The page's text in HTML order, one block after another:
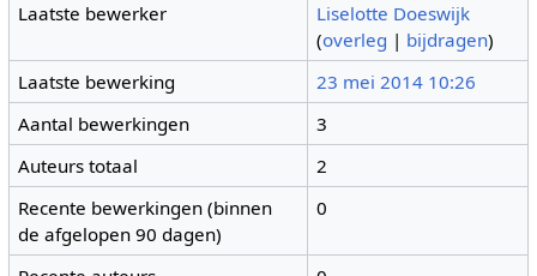
Laatste bewerker
Liselotte Doeswijk
(overleg | bijdragen)
Laatste bewerking
23 mei 2014 10:26
Aantal bewerkingen
3
Auteurs totaal
2
Recente bewerkingen (binnen
de afgelopen 90 dagen)
0